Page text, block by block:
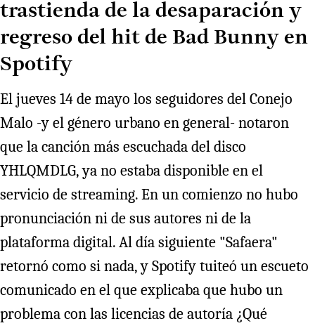
trastienda de la desaparación y
regreso del hit de Bad Bunny en
Spotify
El jueves 14 de mayo los seguidores del Conejo
Malo -y el género urbano en general- notaron
que la canción más escuchada del disco
YHLQMDLG, ya no estaba disponible en el
servicio de streaming. En un comienzo no hubo
pronunciación ni de sus autores ni de la
plataforma digital. Al día siguiente "Safaera"
retornó como si nada, y Spotify tuiteó un escueto
comunicado en el que explicaba que hubo un
problema con las licencias de autoría ¿Qué